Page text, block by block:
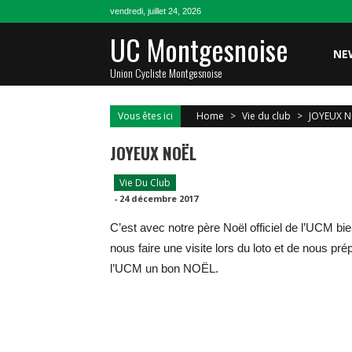
vendredi, juillet 24, 2026
UC Montgesnoise
Union Cycliste Montgesnoise
Vous êtes ici Home > Vie du club > JOYEUX
JOYEUX NOËL
Vie Du Club
- 24 décembre 2017
C’est avec notre père Noël officiel de l’UCM
nous faire une visite lors du loto et de nous
l’UCM un bon NOËL.